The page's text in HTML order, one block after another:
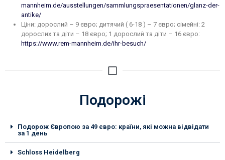
mannheim.de/ausstellungen/sammlungspraesentationen/glanz-der-
antike/
Ціни: дорослий – 9 євро; дитячий ( 6-18 ) – 7 євро; сімейні: 2
дорослих та діти – 18 євро; 1 дорослий та діти – 16 євро:
https://www.rem-mannheim.de/ihr-besuch/
Подорожі
Подорож Європою за 49 євро: країни, які можна відвідати
за 1 день
Schloss Heidelberg